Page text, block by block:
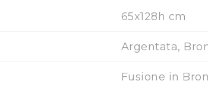
65x128h cm
Argentata,
Fusione in